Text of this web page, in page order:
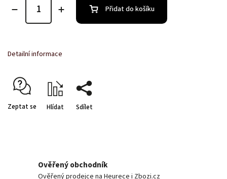
Přidat do košíku
Detailní informace
Zeptat se Hlídat Sdílet
Ověřený obchodník
Ověřený prodejce na Heurece i Zbozi.cz